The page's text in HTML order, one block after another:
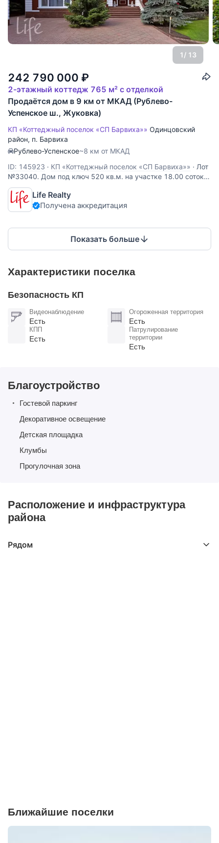
1/ 13
242 790 000 ₽
2-этажный коттедж 765 м² с отделкой
Продаётся дом в 9 км от МКАД (Рублево-
Успенское ш., Жуковка)
КП «Коттеджный поселок «СП Барвиха»» Одинцовский
район, п. Барвиха
Рублево-Успенское~8 км от МКАД
ID: 145923 · КП «Коттеджный поселок «СП Барвиха»» · Лот
№33040. Дом под ключ 520 кв.м. на участке 18.00 соток.
Количество спален: 5. Коттеджный посёлок «Лес ДСК
(Жуковка)», Рублево-Успенское шоссе, 9 км от МКАД.
Участок правильной прямоугольной формы, выполнен
Life Realty
Получена аккредитация
Показать больше
Характеристики поселка
Безопасность КП
Видеонаблюдение
Есть
Огороженная территория
Есть
КПП
Есть
Патрулирование
территории
Есть
Благоустройство
Гостевой паркинг
Декоративное освещение
Детская площадка
Клумбы
Прогулочная зона
Расположение и инфраструктура
района
Рядом
Ближайшие поселки